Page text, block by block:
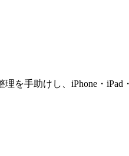
を手助けし、iPhone・